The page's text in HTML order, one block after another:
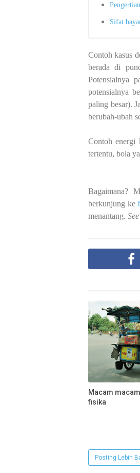
Sifat
Contoh kasus
berada di
Potensialnya
potensialnya
paling besar).
berubah-ubah
Contoh energi
tertentu, bola
Bagaimana?
berkunjung ke
menantang.
Macam
fisika
Posting Lebih